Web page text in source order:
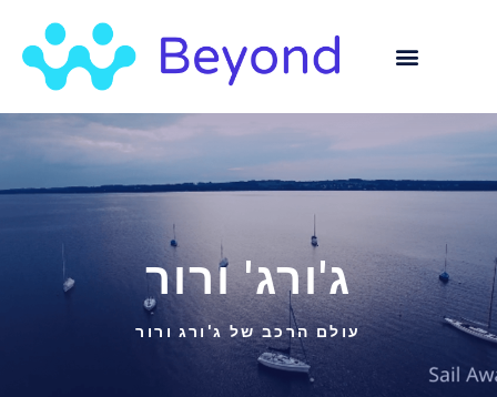
ג'ורג' ורור
עולם הרכב של ג'ורג ורור